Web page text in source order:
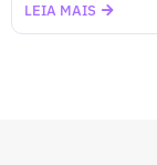
LEIA MAIS